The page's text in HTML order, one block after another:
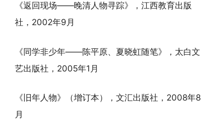
《返回现场——晚清人物寻踪》，江西教育出版
社，2002年9月
《同学非少年——陈平原、夏晓虹随笔》，太白文
艺出版社，2005年1月
《旧年人物》（增订本），文汇出版社，2008年8
月